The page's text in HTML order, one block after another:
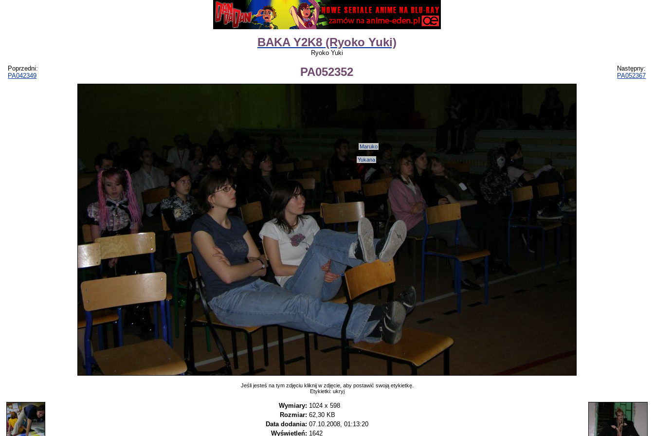
BAKA Y2K8 (Ryoko Yuki)
Ryoko Yuki
Poprzedni:
PA042349
PA052352
Następny:
PA052367
Maruko
Yukana
Jeśli jesteś na tym zdjęciu kliknij w zdjęcie, aby postawić swoją etykietkę.
Etykietki: ukryj
Wymiary: 1024 x 598
Rozmiar: 62,30 KB
Data dodania: 07.10.2008, 01:13:20
Wyświetleń: 1642